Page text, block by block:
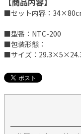
■セット内容：
■型番：NTC-200
■包装形態：
■サイズ：